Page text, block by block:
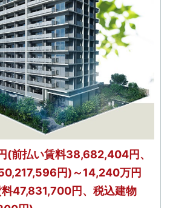
(前払い賃料38,682,404円、
円)～14,240万円
47,831,700円、税込建物